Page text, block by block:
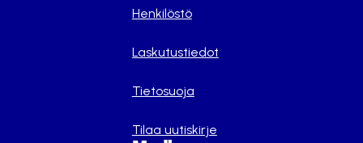
Henkilöstö
Laskutustiedot
Tietosuoja
Tilaa uutiskirje